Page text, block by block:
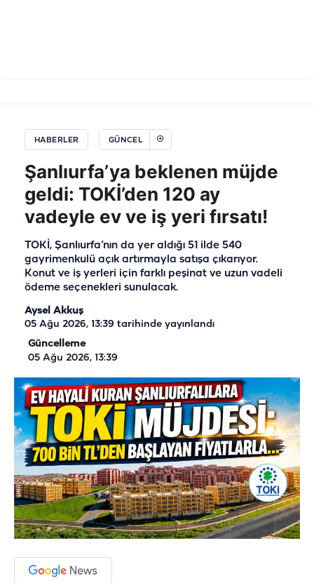
HABERLER GÜNCEL
Şanlıurfa’ya beklenen müjde
geldi: TOKİ’den 120 ay
vadeyle ev ve iş yeri fırsatı!
TOKİ, Şanlıurfa’nın da yer aldığı 51 ilde 540
gayrimenkulü açık artırmayla satışa çıkarıyor.
Konut ve iş yerleri için farklı peşinat ve uzun vadeli
ödeme seçenekleri sunulacak.
Aysel Akkuş
05 Ağu 2026, 13:39 tarihinde yayınlandı
Güncelleme
05 Ağu 2026, 13:39